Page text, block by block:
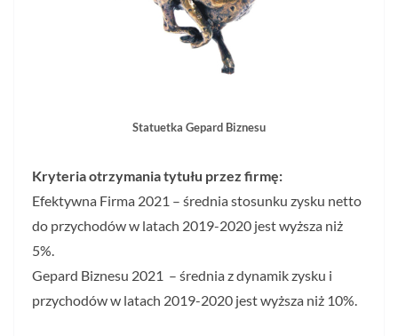
Statuetka Gepard Biznesu
Kryteria otrzymania tytułu przez firmę:
Efektywna Firma 2021 – średnia stosunku zysku netto
do przychodów w latach 2019-2020 jest wyższa niż
5%.
Gepard Biznesu 2021 – średnia z dynamik zysku i
przychodów w latach 2019-2020 jest wyższa niż 10%.